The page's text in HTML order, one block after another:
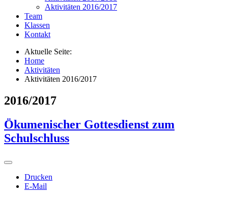
Aktivitäten 2016/2017
Team
Klassen
Kontakt
Aktuelle Seite:
Home
Aktivitäten
Aktivitäten 2016/2017
2016/2017
Ökumenischer Gottesdienst zum
Schulschluss
Drucken
E-Mail